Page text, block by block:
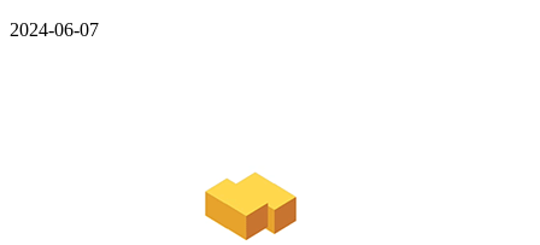
2024-06-07